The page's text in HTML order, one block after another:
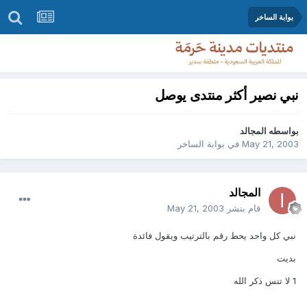
بوابة الساخر
نبي نصير أكثر منتدى يوصل
بواسطه المجالد
May 21, 2003في بوابة الساخر
المجالد
قام بنشر May 21, 2003
نبي كل واحد يحط رقم بالترتيب ويقول فائدة
بديت